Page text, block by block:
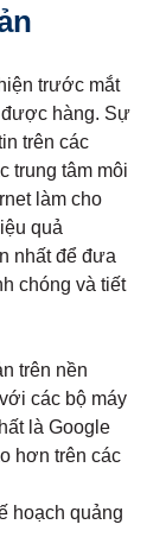
trước mắt
hàng. Sự
trên các
trung tâm môi
làm cho
quả
nhất để đưa
chóng và tiết
trên nền
các bộ máy
là Google
hơn trên các
hoạch quảng